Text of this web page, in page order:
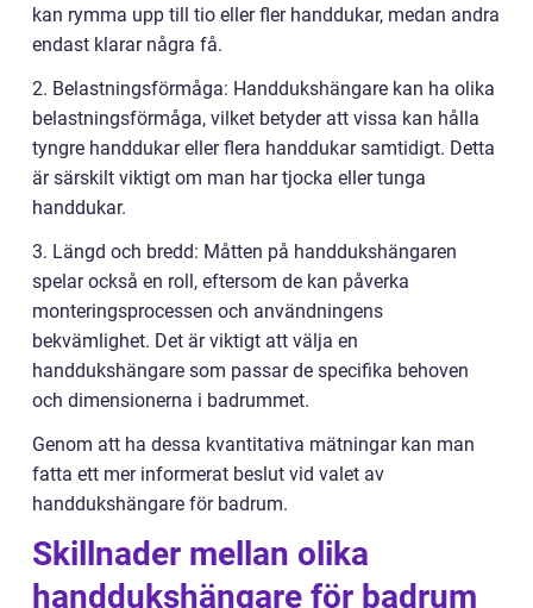
kan rymma upp till tio eller fler handdukar, medan andra
endast klarar några få.
2. Belastningsförmåga: Handdukshängare kan ha olika
belastningsförmåga, vilket betyder att vissa kan hålla
tyngre handdukar eller flera handdukar samtidigt. Detta
är särskilt viktigt om man har tjocka eller tunga
handdukar.
3. Längd och bredd: Måtten på handdukshängaren
spelar också en roll, eftersom de kan påverka
monteringsprocessen och användningens
bekvämlighet. Det är viktigt att välja en
handdukshängare som passar de specifika behoven
och dimensionerna i badrummet.
Genom att ha dessa kvantitativa mätningar kan man
fatta ett mer informerat beslut vid valet av
handdukshängare för badrum.
Skillnader mellan olika
handdukshängare för badrum